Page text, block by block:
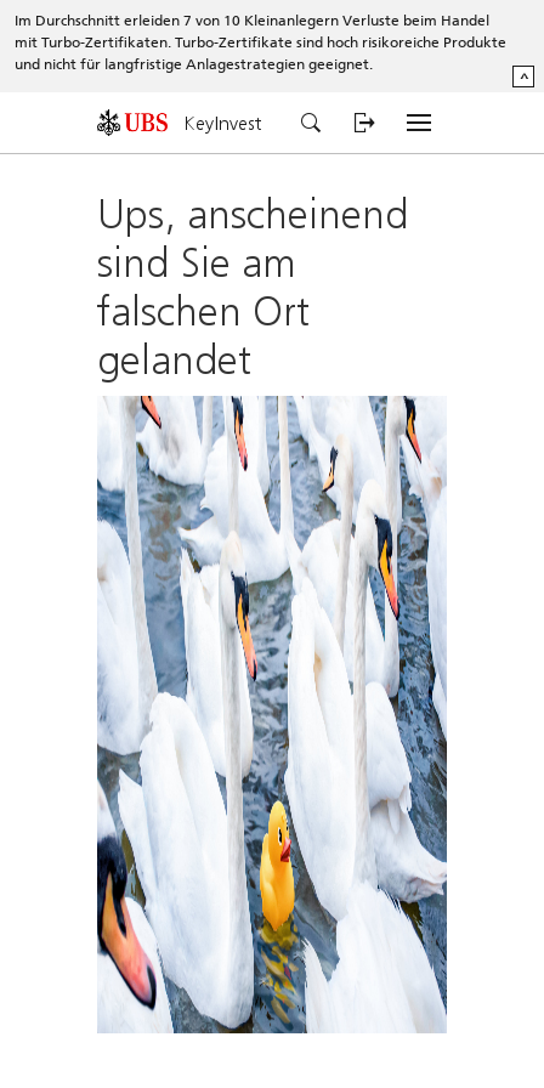
Im Durchschnitt erleiden 7 von 10 Kleinanlegern Verluste beim Handel
mit Turbo-Zertifikaten. Turbo-Zertifikate sind hoch risikoreiche Produkte
und nicht für langfristige Anlagestrategien geeignet.
^
KeyInvest
Ups, anscheinend
sind Sie am
falschen Ort
gelandet